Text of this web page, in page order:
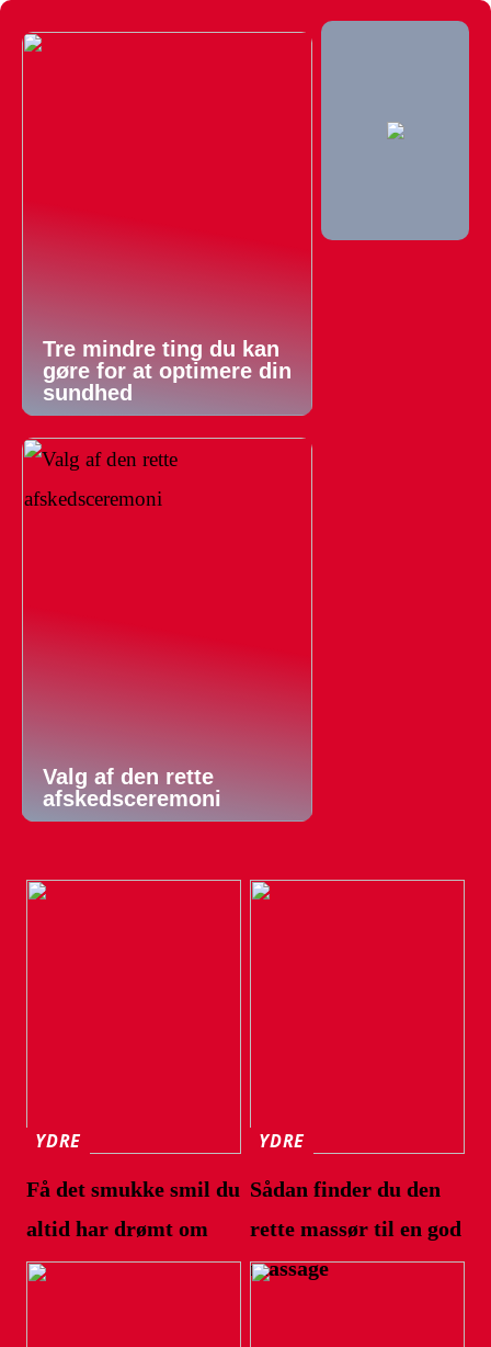
Tre mindre ting du kan
gøre for at optimere din
sundhed
Valg af den rette
afskedsceremoni
YDRE
Få det smukke smil du
altid har drømt om
YDRE
Sådan finder du den
rette massør til en god
massage